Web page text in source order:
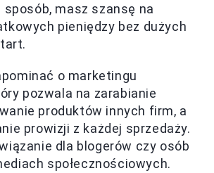
sposób, masz szansę na
pieniędzy bez dużych
o marketingu
pozwala na zarabianie
produktów innych firm, a
prowizji z każdej sprzedaży.
dla blogerów czy osób
społecznościowych.